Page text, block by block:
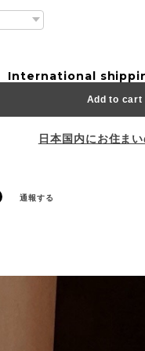
International
Add to cart
日本国内にお住ま
通報する